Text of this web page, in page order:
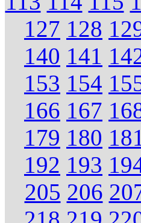
127 128
140 141
153 154
166 167
179 180
192 193
205 206